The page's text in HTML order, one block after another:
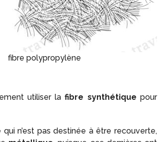
fibre polypropylène
utiliser lafibre synthétique pour
n’est pas destinée à être recouverte,